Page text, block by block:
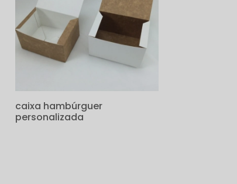
caixa hambúrguer
personalizada